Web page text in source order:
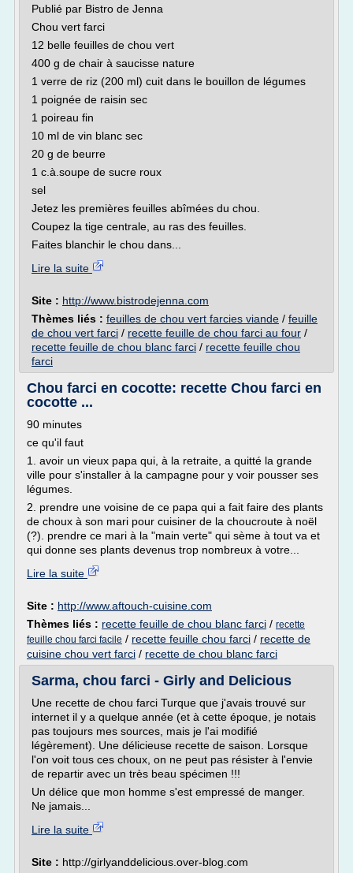
Publié par Bistro de Jenna
Chou vert farci
12 belle feuilles de chou vert
400 g de chair à saucisse nature
1 verre de riz (200 ml) cuit dans le bouillon de légumes
1 poignée de raisin sec
1 poireau fin
10 ml de vin blanc sec
20 g de beurre
1 c.à.soupe de sucre roux
sel
Jetez les premières feuilles abîmées du chou.
Coupez la tige centrale, au ras des feuilles.
Faites blanchir le chou dans...
Lire la suite
Site : http://www.bistrodejenna.com
Thèmes liés : feuilles de chou vert farcies viande / feuille
de chou vert farci / recette feuille de chou farci au four /
recette feuille de chou blanc farci / recette feuille chou
farci
Chou farci en cocotte: recette Chou farci en
cocotte ...
90 minutes
ce qu'il faut
1. avoir un vieux papa qui, à la retraite, a quitté la grande
ville pour s'installer à la campagne pour y voir pousser ses
légumes.
2. prendre une voisine de ce papa qui a fait faire des plants
de choux à son mari pour cuisiner de la choucroute à noël
(?). prendre ce mari à la "main verte" qui sème à tout va et
qui donne ses plants devenus trop nombreux à votre...
Lire la suite
Site : http://www.aftouch-cuisine.com
Thèmes liés : recette feuille de chou blanc farci / recette
feuille chou farci facile / recette feuille chou farci / recette de
cuisine chou vert farci / recette de chou blanc farci
Sarma, chou farci - Girly and Delicious
Une recette de chou farci Turque que j'avais trouvé sur
internet il y a quelque année (et à cette époque, je notais
pas toujours mes sources, mais je l'ai modifié
légèrement). Une délicieuse recette de saison. Lorsque
l'on voit tous ces choux, on ne peut pas résister à l'envie
de repartir avec un très beau spécimen !!!
Un délice que mon homme s'est empressé de manger.
Ne jamais...
Lire la suite
Site : http://girlyanddelicious.over-blog.com